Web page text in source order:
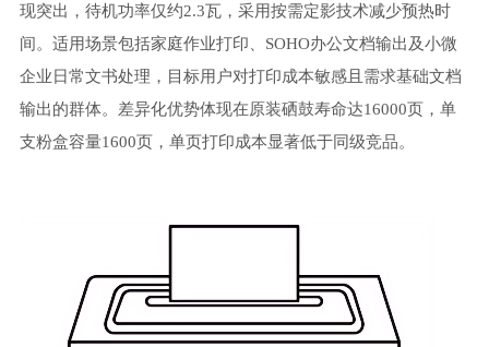
现突出，待机功率仅约2.3瓦，采用按需定影技术减少预热时
间。适用场景包括家庭作业打印、SOHO办公文档输出及小微
企业日常文书处理，目标用户对打印成本敏感且需求基础文档
输出的群体。差异化优势体现在原装硒鼓寿命达16000页，单
支粉盒容量1600页，单页打印成本显著低于同级竞品。